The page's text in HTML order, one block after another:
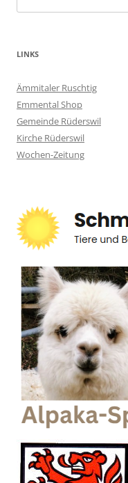
nach:
LINKS
Ämmitaler Ruschtig
Emmental Shop
Gemeinde Rüderswil
Kirche Rüderswil
Wochen-Zeitung